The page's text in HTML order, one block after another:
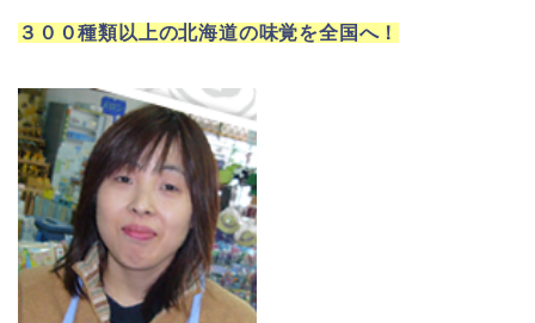
３００種類以上の北海道の味覚を全国へ！